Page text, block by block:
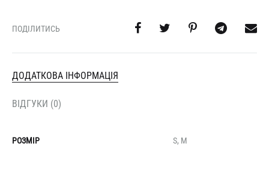
ПОДІЛИТИСЬ
ДОДАТКОВА ІНФОРМАЦІЯ
ВІДГУКИ (0)
РОЗМІР S, M